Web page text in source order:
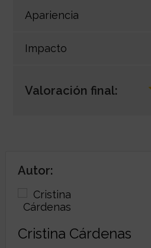
Apariencia
Impacto
Valoración final:
Autor:
Cristina Cárdenas